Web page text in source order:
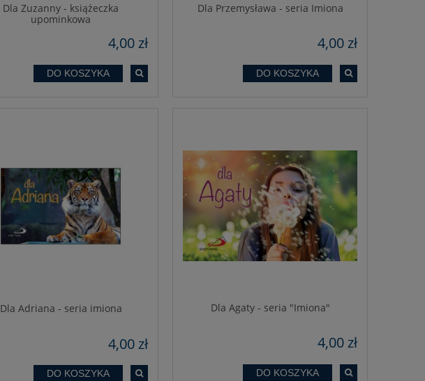
Dla Zuzanny - książeczka
upominkowa
4,00 zł
DO KOSZYKA
Dla Przemysława - seria Imiona
4,00 zł
DO KOSZYKA
Dla Adriana - seria imiona
4,00 zł
DO KOSZYKA
Dla Agaty - seria "Imiona"
4,00 zł
DO KOSZYKA